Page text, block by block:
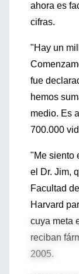
ahora es
cifras.
"Hay un
fue
hemos
medio. Es
700.000
"Me siento
el Dr. Jim,
Facultad
Harvard
cuya meta
reciban
2005.